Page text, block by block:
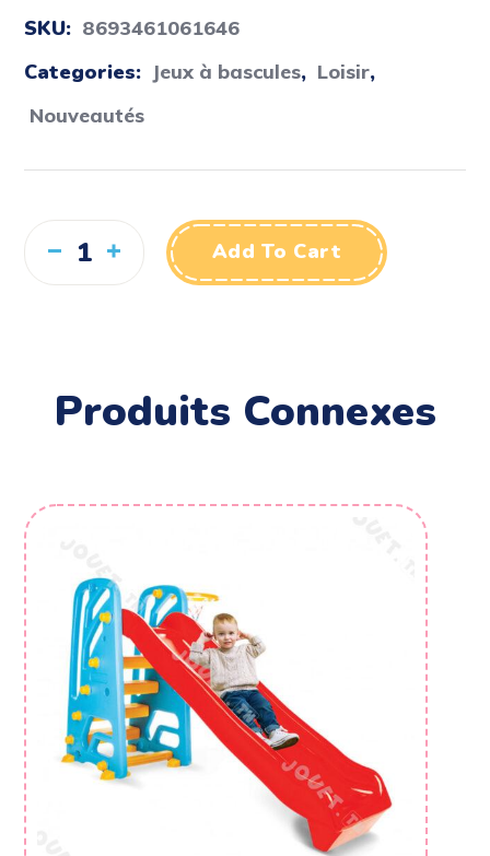
SKU: 8693461061646
Categories: Jeux à bascules, Loisir,
Nouveautés
Add To Cart
Produits Connexes